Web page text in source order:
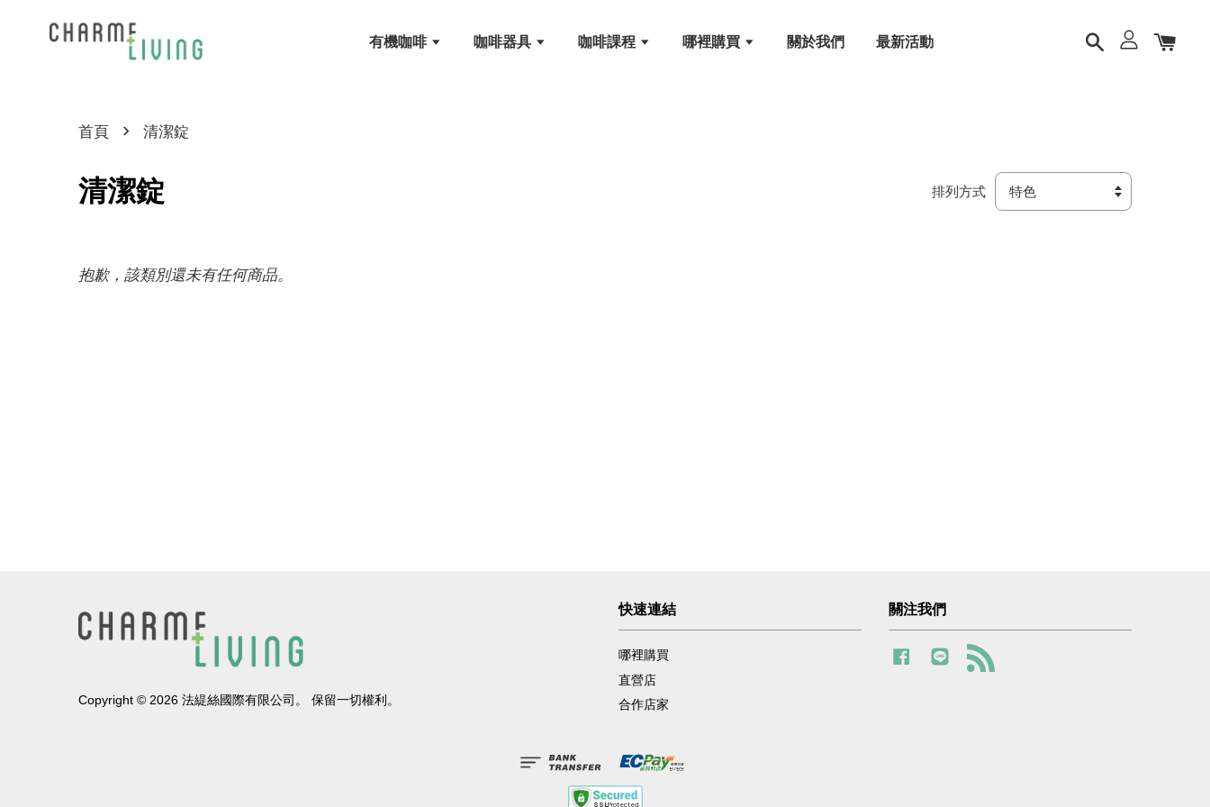
有機咖啡 咖啡器具 咖啡課程 哪裡購買 關於我們 最新活動
首頁 › 清潔錠
清潔錠 排列方式
抱歉，該類別還未有任何商品。
Copyright © 2026 法緹絲國際有限公司。 保留一切權利。
快速連結
哪裡購買
直營店
合作店家
關注我們
Facebook
Line